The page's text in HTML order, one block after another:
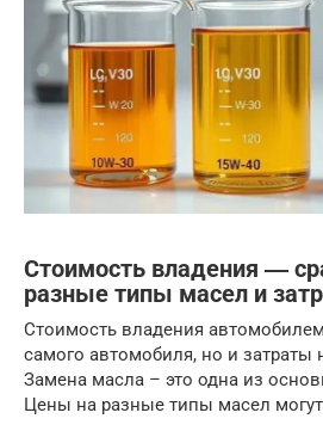
Стоимость владения ―
разные типы масел и
Стоимость владения
самого автомобиля, но и затраты
Замена масла – это одна из
Цены на разные типы масел